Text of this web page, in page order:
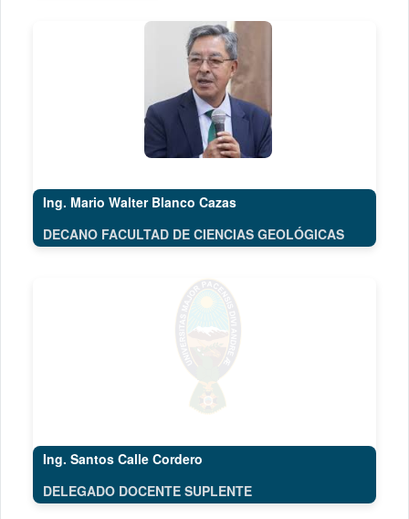
Ing. Mario Walter Blanco Cazas
DECANO FACULTAD DE CIENCIAS GEOLÓGICAS
Ing. Santos Calle Cordero
DELEGADO DOCENTE SUPLENTE